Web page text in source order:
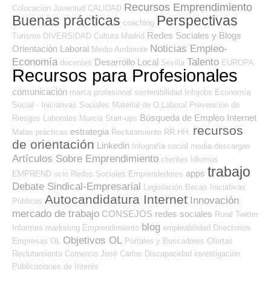
Colocación Juventud CALIDAD Recursos Emprendimiento
Buenas prácticas coaching Perspectivas
Turismo DIVERSIDAD Cultura Madrid Redes Sociales y Blogs
Orientación Laboral Medio Ambiente Noticias Empleo-
Economía docentes Desarrollo Local Sevilla Talento EUROPA
Recursos para Profesionales
comunicación marca profesional sostenibilidad Infojobs Economía
Social - Iniciativas Sociales Material de O.Laboral
Prevención de
Riesgos Laborales Murcia Start-ups Búsqueda de Empleo Internet
Malas prácticas estrategia Reclutamiento RR.HH.
recursos
de orientación Linkedin Infografía social media descargas
Artículos Sobre Emprendimiento clientes
Idiomas
EMPREND ocio Redes Sociales Emprendedores apps trabajo
Debate Sindical-Empresarial Legislación Becas
Iniciativas
Públicas Autocandidatura Internet Innovación
mercado de trabajo CONSEJOS redes sociales Rural Twitter
Informes marketing Emprendimiento blog empleabilidad Directorios
Empresas OL
Objetivos OL Portales y Buscadores Ofertas
Reclutamiento Comercio José Carlos Discapacidad investigación
Publicaciones de Interés